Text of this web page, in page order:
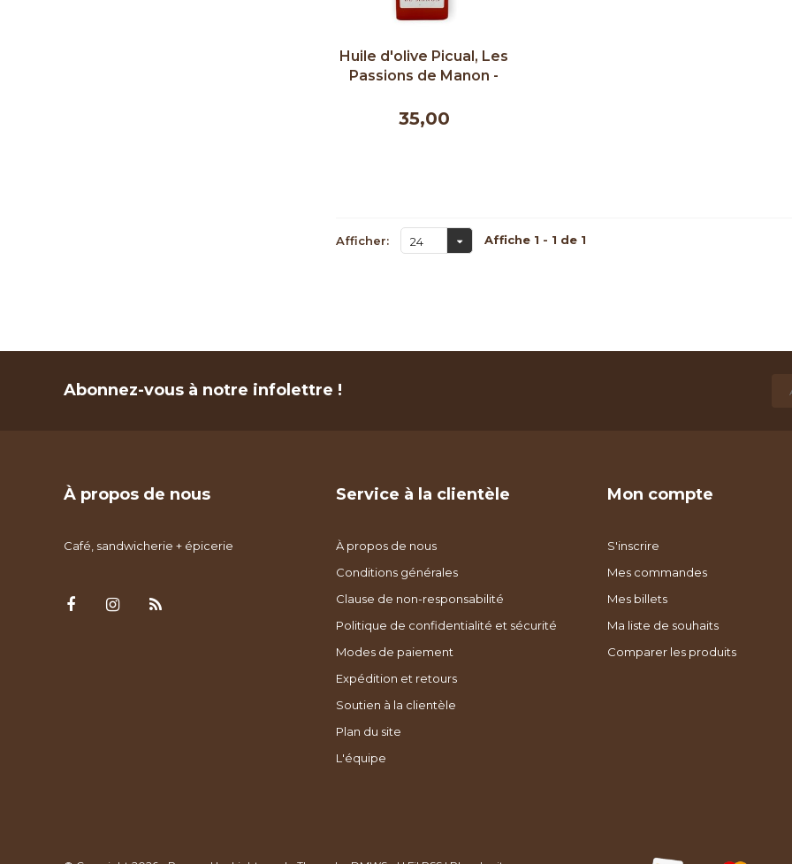
Huile d'olive Picual, Les
Passions de Manon -
35,00
Afficher: 24 Affiche 1 - 1 de 1
Abonnez-vous à notre infolettre !
À propos de nous
Café, sandwicherie + épicerie
Service à la clientèle
À propos de nous
Conditions générales
Clause de non-responsabilité
Politique de confidentialité et sécurité
Modes de paiement
Expédition et retours
Soutien à la clientèle
Plan du site
L'équipe
Mon compte
S'inscrire
Mes commandes
Mes billets
Ma liste de souhaits
Comparer les produits